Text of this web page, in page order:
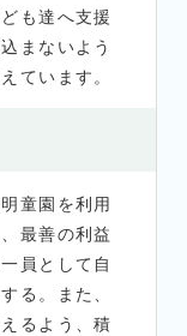
も達へ支援
まないよう
ています。
童園を利用
最善の利益
員として自
る。また、
るよう、積